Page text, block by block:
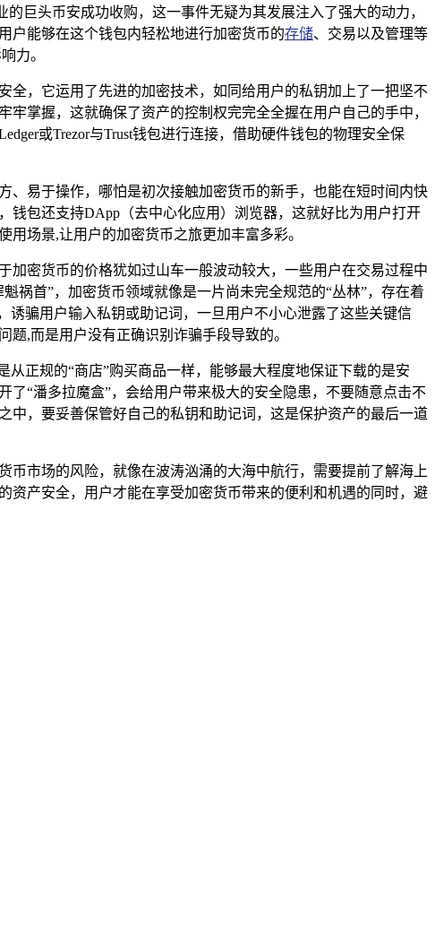
巨头币安成功收购，这一事件无疑为其发展注入了强大的动力，
户能够在这个钱包内轻松地进行加密货币的存储、交易以及管理等
力。
全，它运用了先进的加密技术，如同给用户的私钥加上了一把坚不
掌握，这就确保了资产的控制权完完全全握在用户自己的手中，
或Trezor与Trust钱包进行连接，借助硬件钱包的物理安全保
、易于操作，哪怕是初次接触加密货币的新手，也能在短时间内快
钱包还支持DApp（去中心化应用）浏览器，这就好比为用户打开
场景,让用户的加密货币之旅更加丰富多彩。
加密货币的价格犹如过山车一般波动较大，一些用户在交易过程中
祸首”，加密货币领域就像是一片尚未完全规范的“丛林”，存在着
诱骗用户输入私钥或助记词，一旦用户不小心泄露了这些关键信
,而是用户没有正确识别诈骗手段导致的。
从正规的“商店”购买商品一样，能够最大程度地保证下载的是安
“潘多拉魔盒”，会给用户带来极大的安全隐患，不要随意点击不
中，要妥善保管好自己的私钥和助记词，这是保护资产的最后一道
币市场的风险，就像在波涛汹涌的大海中航行，需要提前了解海上
资产安全，用户才能在享受加密货币带来的便利和机遇的同时，避